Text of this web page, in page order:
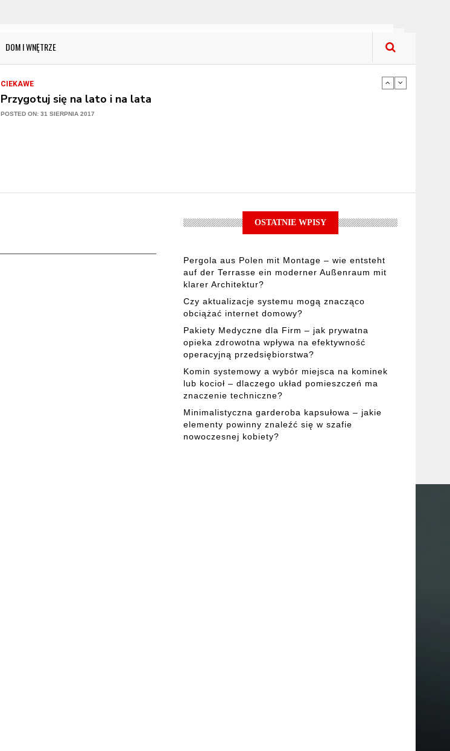
DOM I WNĘTRZE
Przygotuj się na lato i na lata
CIEKAWE
Ogród w nowej odsłonie
Jak urządzić kuchnię, aby w pełni wykorzystać jej potencjał?
CIEKAWE
Nowa stolarka okienna – gdzie kupować? Co kupować?
OSTATNIE WPISY
Pergola aus Polen mit Montage – wie entsteht
auf der Terrasse ein moderner Außenraum mit
klarer Architektur?
Czy aktualizacje systemu mogą znacząco
obciążać internet domowy?
Pakiety Medyczne dla Firm – jak prywatna
opieka zdrowotna wpływa na efektywność
operacyjną przedsiębiorstwa?
Komin systemowy a wybór miejsca na kominek
lub kocioł – dlaczego układ pomieszczeń ma
znaczenie techniczne?
Minimalistyczna garderoba kapsułowa – jakie
elementy powinny znaleźć się w szafie
nowoczesnej kobiety?